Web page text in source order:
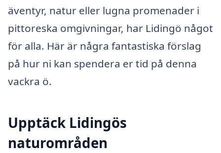
äventyr, natur eller lugna promenader i
pittoreska omgivningar, har Lidingö något
för alla. Här är några fantastiska förslag
på hur ni kan spendera er tid på denna
vackra ö.
Upptäck Lidingös
naturområden